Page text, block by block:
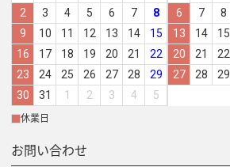
2
3 4 5 6 7
8
9
10 11 12 13 14
15
16
17 18 19 20 21
22
23
24 25 26 27 28
29
30
31 1 2 3 4 5
6
7 8
13
14 15
20
21 22
27
28 29
休業日
お問い合わせ